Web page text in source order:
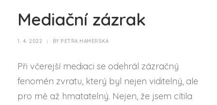
Mediační zázrak
1. 4. 2022 | BY PETRA.HAMERSKA
Při včerejší mediaci se odehrál zázračný
fenomén zvratu, který byl nejen viditelný, ale
pro mě až hmatatelný. Nejen, že jsem cítila